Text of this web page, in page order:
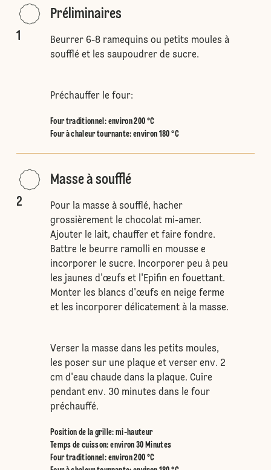
1
Préliminaires
Beurrer 6-8 ramequins ou petits moules à
soufflé et les saupoudrer de sucre.
Préchauffer le four:
Four traditionnel : environ 200 °C
Four à chaleur tournante: environ 180 °C
2
Masse à soufflé
Pour la masse à soufflé, hacher
grossièrement le chocolat mi-amer.
Ajouter le lait, chauffer et faire fondre.
Battre le beurre ramolli en mousse e
incorporer le sucre. Incorporer peu à peu
les jaunes d'œufs et l'Epifin en fouettant.
Monter les blancs d'œufs en neige ferme
et les incorporer délicatement à la masse.
Verser la masse dans les petits moules,
les poser sur une plaque et verser env. 2
cm d'eau chaude dans la plaque. Cuire
pendant env. 30 minutes dans le four
préchauffé.
Position de la grille: mi-hauteur
Temps de cuisson: environ 30 Minutes
Four traditionnel : environ 200 °C